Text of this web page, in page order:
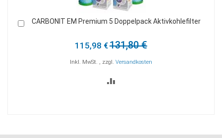
Carbonit NFP Premium Doppelpack Aktivkohle
83,20 € 97,80 €
Inkl. MwSt. , zzgl.Versandkosten
In